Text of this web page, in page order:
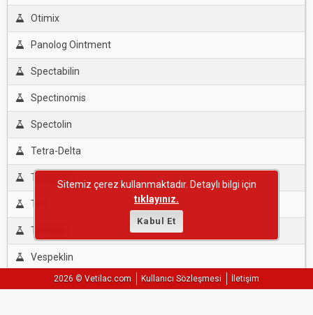
Otimix
Panolog Ointment
Spectabilin
Spectinomis
Spectolin
Tetra-Delta
Tetracort
Tnt
Trimisin
Vespeklin
2026 © Vetilac.com Kullanıcı Sözleşmesi İletişim
Sitemiz çerez kullanmaktadır. Detaylı bilgi için
tıklayınız.
Kabul Et